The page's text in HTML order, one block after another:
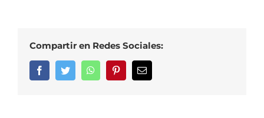
Compartir en Redes Sociales:
FacebookTwitter WhatsAppPinterestCorreo
electrónico